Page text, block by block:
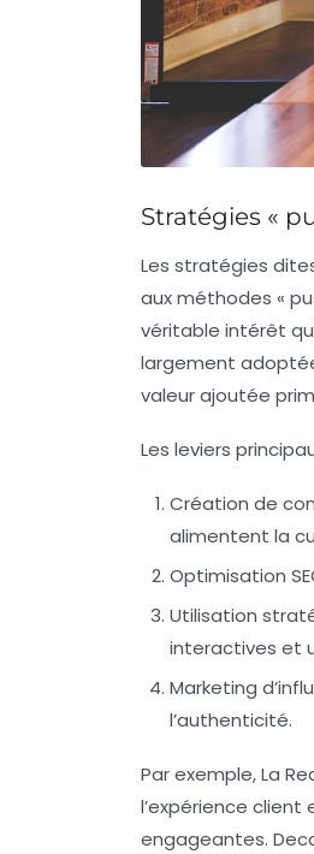
Stratégies «
Les stratégies
aux méthodes «
véritable intérêt
largement
valeur ajoutée
Les leviers
Création de
alimentent la
Optimisation
Utilisation
interactives et
Marketing
l’authenticité.
Par exemple, La
l’expérience
engageantes.